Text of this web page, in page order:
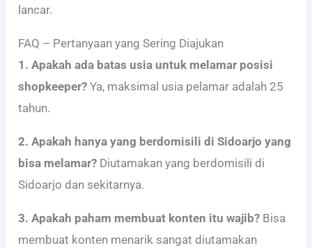
lancar.
FAQ – Pertanyaan yang Sering Diajukan
1. Apakah ada batas usia untuk melamar posisi
shopkeeper? Ya, maksimal usia pelamar adalah 25
tahun.
2. Apakah hanya yang berdomisili di Sidoarjo yang
bisa melamar? Diutamakan yang berdomisili di
Sidoarjo dan sekitarnya.
3. Apakah paham membuat konten itu wajib? Bisa
membuat konten menarik sangat diutamakan